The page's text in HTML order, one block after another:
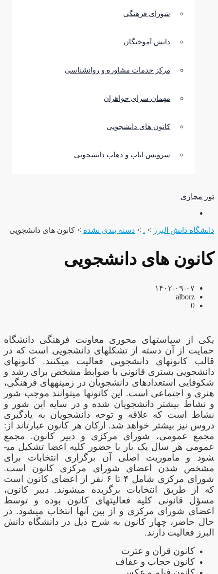
شورای فرهنگی
دانش آموختگان
مرکز خدمات مشاوره و روانشناسی
مهمان سرای خواهران
کانون های دانشجویی
سرویس ایاب و ذهاب دانشجویی
تور مجازی
دانشگاه دانش البرز >
.
> دسته بندی نشده > کانون های دانشجویی
کانون های دانشجویی
۱۴۰۲-۰۹-۰۷
alborz
0
یکی از سیاست­های محوری معاونت فرهنگی دانشگاه
حمایت از آن دسته از تشکل­های دانشجویی است که در
قالب کانون­های دانشجویی فعالیت می­کنند. کانون­های
دانشجویی بستری قانونی با ضوابط مشخص برای رشد و
شکوفایی استعداد­های دانشجویان در زمینه­های فرهنگی،
هنری و اجتماعی است. این کانون­ها می­توانند موجب شور
و نشاط بیشتر دانشجویان شده و در سایه این شور و
نشاط است که علاقه و توجه دانشجویان به یادگیری
دروس نیز بیشتر خواهد شد. ارکان هر کانون عبارت­اند از:
مجمع عمومی، شورای مرکزی و دبیر کانون. مجمع
عمومی هر سال یک بار با حضور کلیه اعضا تشکیل می­
شود و ماموریت اصلی آن برگزاری انتخابات برای
مشخص شدن اعضای شورای مرکزی کانون است.
شورای مرکزی شامل ۴ تا ۶ نفر از اعضای کانون است
که از طریق انتخابات برگزیده می­شوند. دبیر کانون،
مسؤل قانونی کلیه فعالیت­های کانون بوده و توسط
اعضای شورای مرکزی و از بین آن­ها انتخاب می­شود. در
حال حاضر، چهار کانون به شرح ذیل در دانشگاه دانش
البرز فعالیت دارند.
کانون قرآن و عترت
کانون حجاب و عفاف